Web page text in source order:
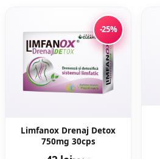
-25%
Limfanox Drenaj Detox
750mg 30cps